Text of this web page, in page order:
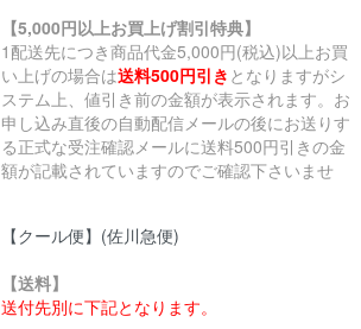
【5,000円以上お買上げ割引特典】
1配送先につき商品代金5,000円(税込)以上お買
い上げの場合は送料500円引き となりますがシ
ステム上、値引き前の金額が表示されます。お
申し込み直後の自動配信メールの後にお送りす
る正式な受注確認メールに送料500円引きの金
額が記載されていますのでご確認下さいませ
【クール便】(佐川急便)
【送料】
送付先別に下記となります。